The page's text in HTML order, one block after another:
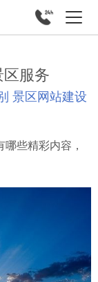
服务
景区网站建设
些精彩内容，